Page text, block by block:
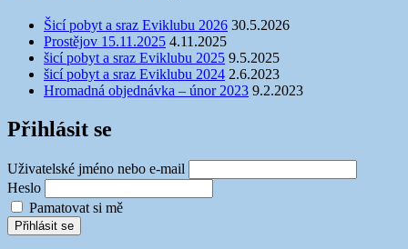
Šicí pobyt a sraz Eviklubu 2026 30.5.2026
Prostějov 15.11.2025 4.11.2025
šicí pobyt a sraz Eviklubu 2025 9.5.2025
šicí pobyt a sraz Eviklubu 2024 2.6.2023
Hromadná objednávka – únor 2023 9.2.2023
Přihlásit se
Uživatelské jméno nebo e-mail
Heslo
Pamatovat si mě
Přihlásit se